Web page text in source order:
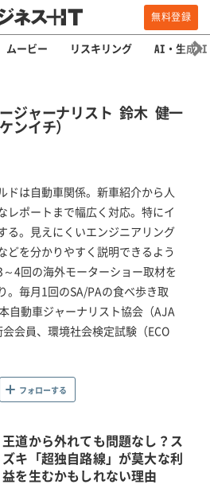
無料登録
ムービー リスキリング AI・生成AI
ジャーナリスト 鈴木 健一
ンイチ）
ドは自動車関係。新車紹介から人
レポートまで幅広く対応。特にイ
る。見えにくいエンジニアリング
どを分かりやすく説明できるよう
4回の海外モーターショー取材を
。毎月1回のSA/PAの食べ歩き取
自動車ジャーナリスト協会（AJA
会員、環境社会検定試験（ECO
フォローする
王道から外れても問題なし？ス
ズキ「超独自路線」が莫大な利
益を生むかもしれない理由